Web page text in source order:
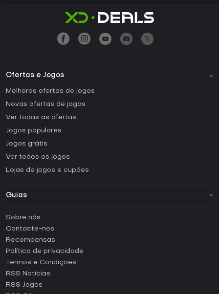
Ofertas e Jogos
Melhores ofertas de jogos
Novas ofertas de jogos
Ver todas as ofertas
Jogos populares
Jogos grátis
Ver todos os jogos
Lojas de jogos e cupões
Guias
Como ativar uma CD Key Steam?
Como ativar uma CD Key Epic Games?
Como ativar uma CD Key GOG?
Como ativar uma CD Key Ubisoft Connect?
Como ativar uma CD Key EA App?
Sobre nós
Contacte-nos
Recompensas
Política de privacidade
Termos e Condições
RSS Noticias
RSS Jogos